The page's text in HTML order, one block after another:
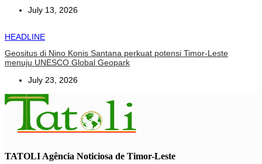
July 13, 2026
HEADLINE
Geositus di Nino Konis Santana perkuat potensi Timor-Leste
menuju UNESCO Global Geopark
July 23, 2026
TATOLI Agência Noticiosa de Timor-Leste